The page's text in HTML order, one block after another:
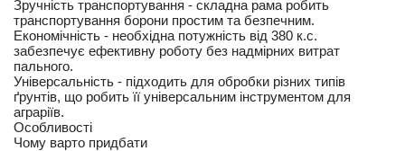
Зручність транспортування - складна рама робить
транспортування борони простим та безпечним.
Економічність - необхідна потужність від 380 к.с.
забезпечує ефективну роботу без надмірних витрат
пального.
Універсальність - підходить для обробки різних типів
ґрунтів, що робить її універсальним інструментом для
аграріїв.
Особливості
Чому варто придбати